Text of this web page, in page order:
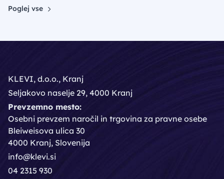
Poglej vse
KLEVI, d.o.o., Kranj
Seljakovo naselje 29, 4000 Kranj
Prevzemno mesto:
Osebni prevzem naročil in trgovina za pravne osebe
Bleiweisova ulica 30
4000 Kranj, Slovenija
info@klevi.si
04 2315 930